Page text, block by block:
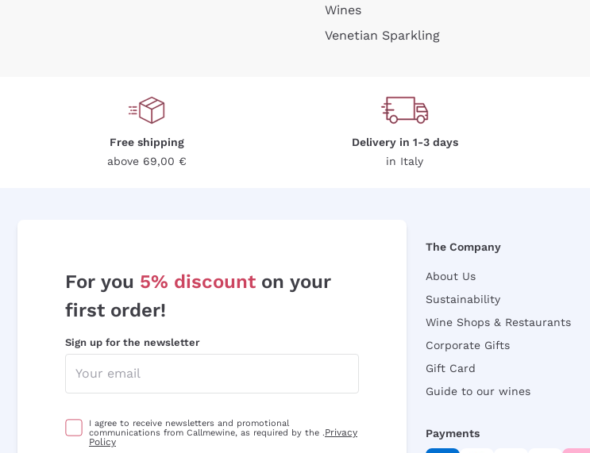
Wines
Venetian Sparkling
Free shipping
above 69,00 €
Delivery in 1-3 days
in Italy
For you 5% discount on your
first order!
Sign up for the newsletter
I agree to receive newsletters and promotional
communications from Callmewine, as required by the .Privacy
Policy
The Company
About Us
Sustainability
Wine Shops & Restaurants
Corporate Gifts
Gift Card
Guide to our wines
Payments